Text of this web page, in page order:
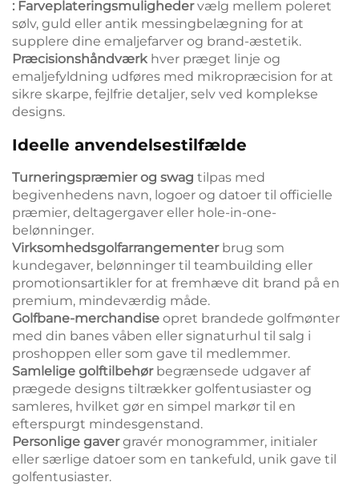
: Farveplateringsmulighedervælg mellem poleret
sølv, guld eller antik messingbelægning for at
supplere dine emaljefarver og brand-æstetik.
Præcisionshåndværk hver præget linje og
emaljefyldning udføres med mikropræcision for at
sikre skarpe, fejlfrie detaljer, selv ved komplekse
designs.
Ideelle anvendelsestilfælde
Turneringspræmier og swag tilpas med
begivenhedens navn, logoer og datoer til officielle
præmier, deltagergaver eller hole-in-one-
belønninger.
Virksomhedsgolfarrangementer brug som
kundegaver, belønninger til teambuilding eller
promotionsartikler for at fremhæve dit brand på en
premium, mindeværdig måde.
Golfbane-merchandise opret brandede golfmønter
med din banes våben eller signaturhul til salg i
proshoppen eller som gave til medlemmer.
Samlelige golftilbehør begrænsede udgaver af
prægede designs tiltrækker golfentusiaster og
samleres, hvilket gør en simpel markør til en
efterspurgt mindesgenstand.
Personlige gavergravér monogrammer, initialer
eller særlige datoer som en tankefuld, unik gave til
golfentusiaster.